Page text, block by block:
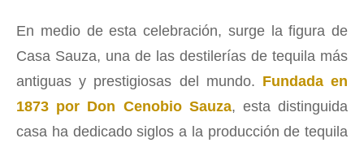
En medio de esta celebración, surge la figura de
Casa Sauza, una de las destilerías de tequila más
antiguas y prestigiosas del mundo. Fundada en
1873 por Don Cenobio Sauza, esta distinguida
casa ha dedicado siglos a la producción de tequila